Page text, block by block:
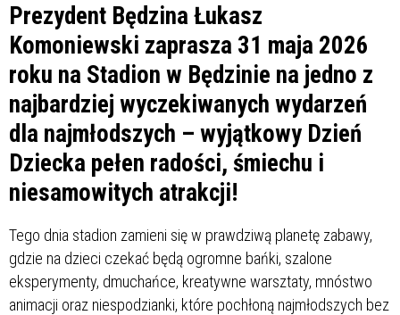
Prezydent Będzina Łukasz
Komoniewski zaprasza 31 maja 2026
roku na Stadion w Będzinie na jedno z
najbardziej wyczekiwanych wydarzeń
dla najmłodszych – wyjątkowy Dzień
Dziecka pełen radości, śmiechu i
niesamowitych atrakcji!
Tego dnia stadion zamieni się w prawdziwą planetę zabawy,
gdzie na dzieci czekać będą ogromne bańki, szalone
eksperymenty, dmuchańce, kreatywne warsztaty, mnóstwo
animacji oraz niespodzianki, które pochłoną najmłodszych bez